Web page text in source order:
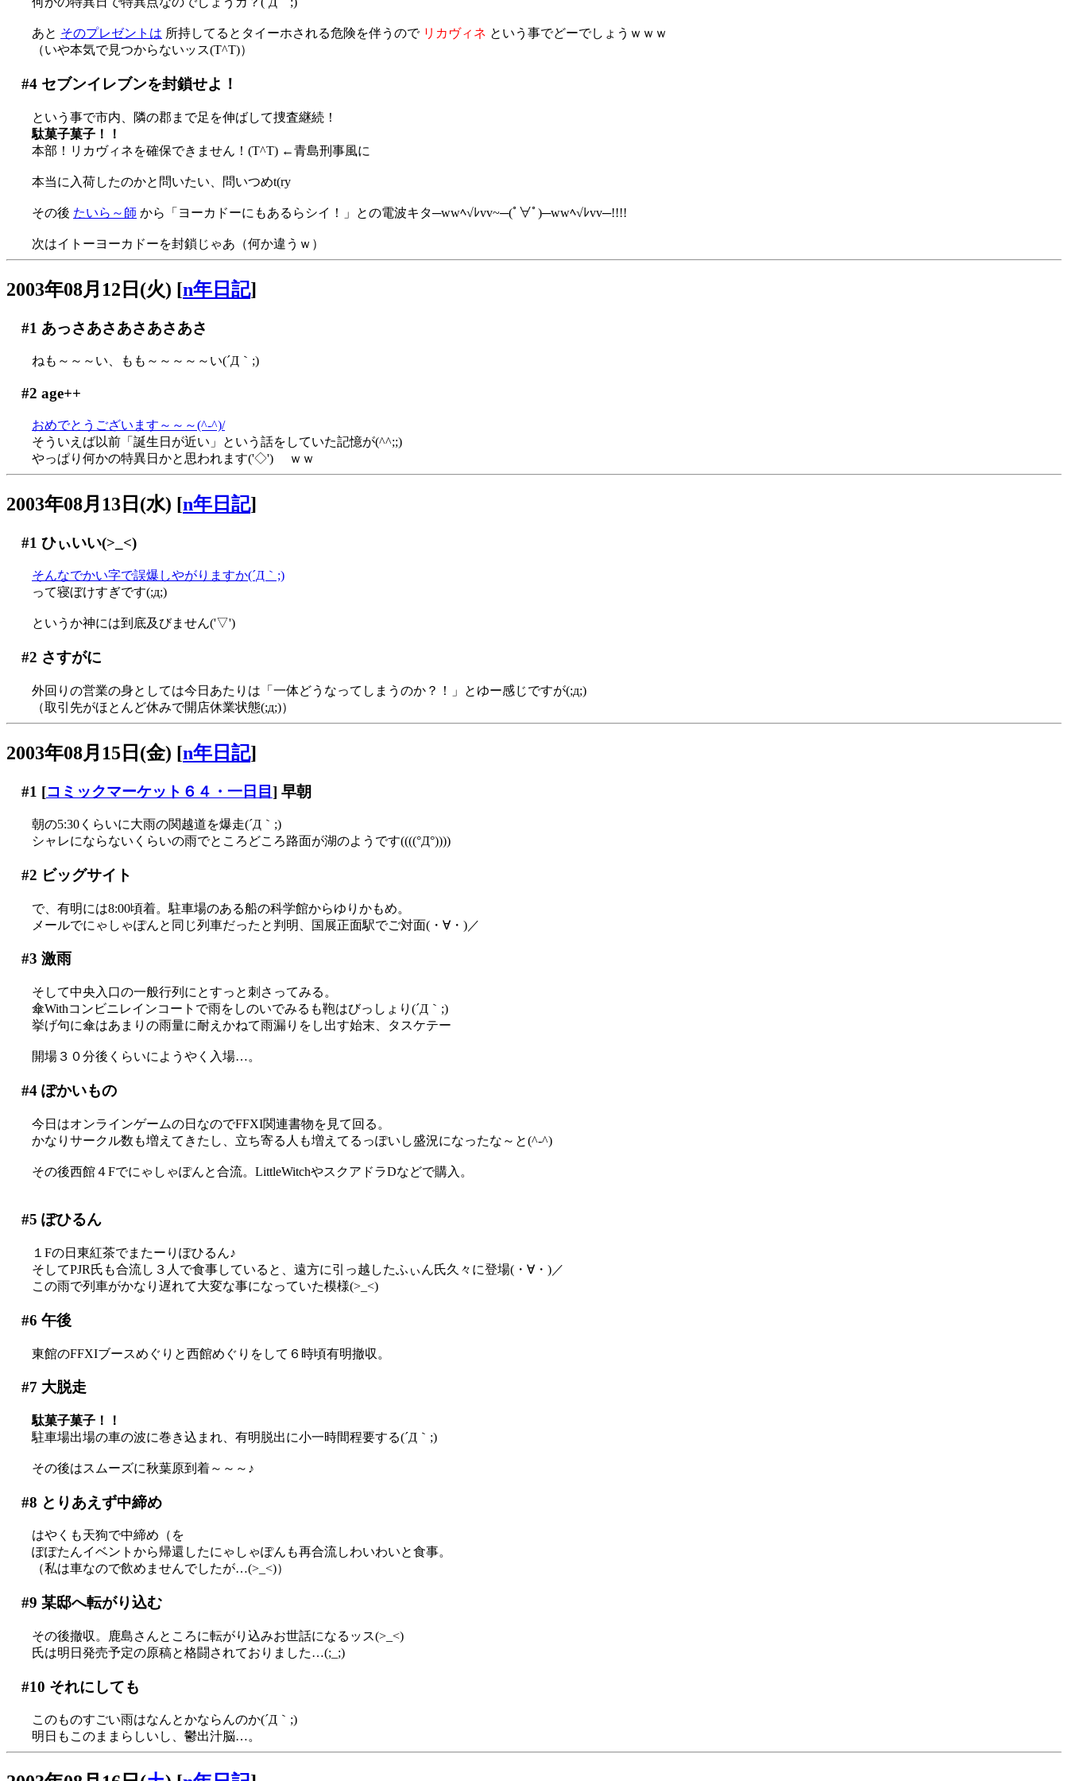
あと そのプレゼントは 所持してるとタイーホされる危険を伴うので リカヴィネ という事でどーでしょうｗｗｗ
（いや本気で見つからないッス(T^T)）
#4セブンイレブンを封鎖せよ！
という事で市内、隣の郡まで足を伸ばして捜査継続！
駄菓子菓子！！
本部！リカヴィネを確保できません！(T^T) ←青島刑事風に
本当に入荷したのかと問いたい、問いつめt(ry
その後 たいら～師 から「ヨーカドーにもあるらシイ！」との電波キタ─wwﾍ√ﾚvv~─(ﾟ∀ﾟ)─wwﾍ√ﾚvv─!!!!
次はイトーヨーカドーを封鎖じゃあ（何か違うｗ）
2003年08月12日(火) [n年日記]
#1 あっさあさあさあさあさ
ねも～～～い、もも～～～～～い(´Д｀;)
#2 age++
おめでとうございます～～～(^-^)/
そういえば以前「誕生日が近い」という話をしていた記憶が(^^;;)
やっぱり何かの特異日かと思われます('◇')ゞ ｗｗ
2003年08月13日(水) [n年日記]
#1 ひぃいい(>_<)
そんなでかい字で誤爆しやがりますか(´Д｀;)
って寝ぼけすぎです(;д;)
というか神には到底及びません('▽')
#2 さすがに
外回りの営業の身としては今日あたりは「一体どうなってしまうのか？！」とゆー感じですが(;д;)
（取引先がほとんど休みで開店休業状態(;д;)）
2003年08月15日(金) [n年日記]
#1 [コミックマーケット６４・一日目 ] 早朝
朝の5:30くらいに大雨の関越道を爆走(´Д｀;)
シャレにならないくらいの雨でところどころ路面が湖のようです((((°Д°))))
#2 ビッグサイト
で、有明には8:00頃着。駐車場のある船の科学館からゆりかもめ。
メールでにゃしゃぽんと同じ列車だったと判明、国展正面駅でご対面(・∀・)／
#3 激雨
そして中央入口の一般行列にとすっと刺さってみる。
傘Withコンビニレインコートで雨をしのいでみるも鞄はびっしょり(´Д｀;)
挙げ句に傘はあまりの雨量に耐えかねて雨漏りをし出す始末、タスケテー
開場３０分後くらいにようやく入場…。
#4ぽかいもの
今日はオンラインゲームの日なのでFFXI関連書物を見て回る。
かなりサークル数も増えてきたし、立ち寄る人も増えてるっぽいし盛況になったな～と(^-^)
その後西館４Fでにゃしゃぽんと合流。LittleWitchやスクアドラDなどで購入。
#5 ぽひるん
１Fの日東紅茶でまたーりぽひるん♪
そしてPJR氏も合流し３人で食事していると、遠方に引っ越したふぃん氏久々に登場(・∀・)／
この雨で列車がかなり遅れて大変な事になっていた模様(>_<)
#6 午後
東館のFFXIブースめぐりと西館めぐりをして６時頃有明撤収。
#7 大脱走
駄菓子菓子！！
駐車場出場の車の波に巻き込まれ、有明脱出に小一時間程要する(´Д｀;)
その後はスムーズに秋葉原到着～～～♪
#8 とりあえず中締め
はやくも天狗で中締め（を
ぽぽたんイベントから帰還したにゃしゃぽんも再合流しわいわいと食事。
（私は車なので飲めませんでしたが…(>_<)）
#9 某邸へ転がり込む
その後撤収。鹿島さんところに転がり込みお世話になるッス(>_<)
氏は明日発売予定の原稿と格闘されておりました…(;_;)
#10 それにしても
このものすごい雨はなんとかならんのか(´Д｀;)
明日もこのままらしいし、鬱出汁脳…。